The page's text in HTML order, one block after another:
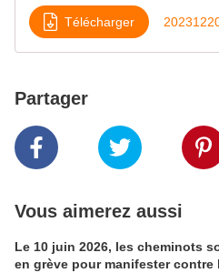
Télécharger
Partager
Vous aimerez aussi
Le 10 juin 2026, les cheminots
en grève pour manifester contre